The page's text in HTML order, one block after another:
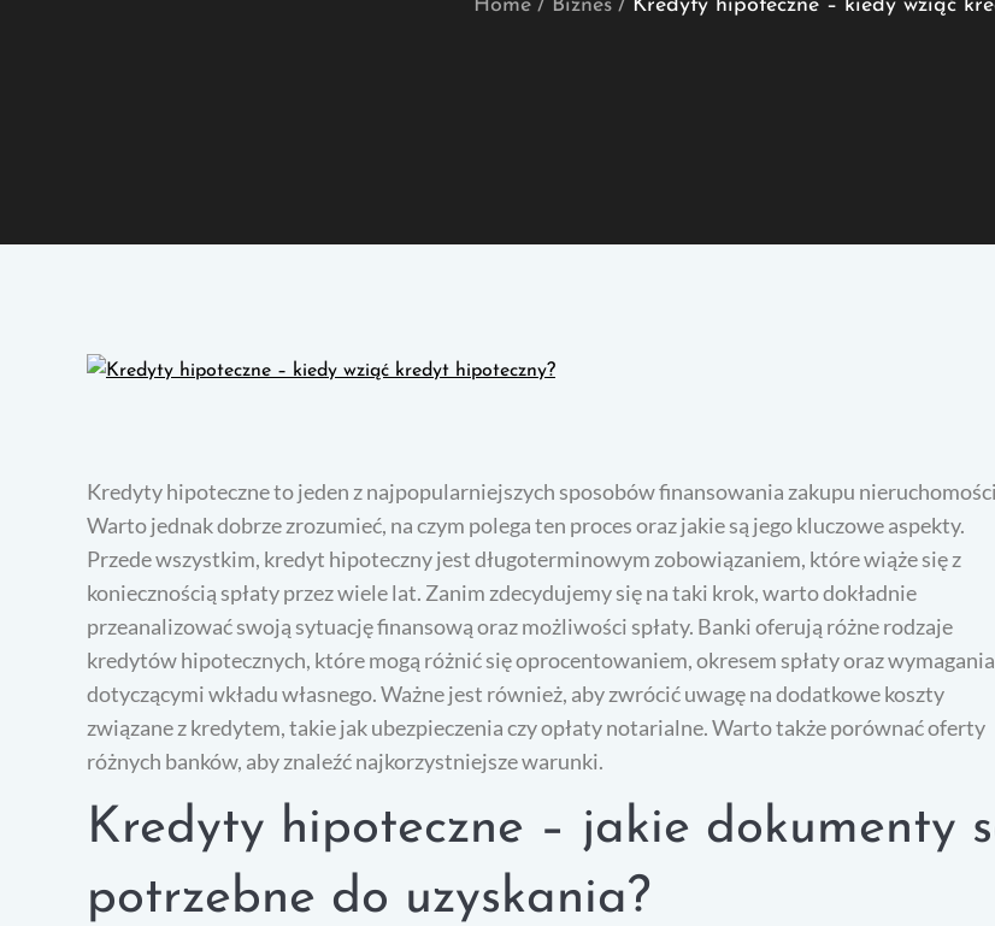
Home Biznes Kredyty hipoteczne – kiedy wziąć
Kredyty hipoteczne to jeden z najpopularniejszych sposobów finansowania zakupu
Warto jednak dobrze zrozumieć, na czym polega ten proces oraz jakie są jego kluczowe aspekty.
Przede wszystkim, kredyt hipoteczny jest długoterminowym zobowiązaniem, które wiąże się z
koniecznością spłaty przez wiele lat. Zanim zdecydujemy się na taki krok, warto dokładnie
przeanalizować swoją sytuację finansową oraz możliwości spłaty. Banki oferują różne rodzaje
kredytów hipotecznych, które mogą różnić się oprocentowaniem, okresem spłaty oraz
dotyczącymi wkładu własnego. Ważne jest również, aby zwrócić uwagę na dodatkowe koszty
związane z kredytem, takie jak ubezpieczenia czy opłaty notarialne. Warto także porównać oferty
różnych banków, aby znaleźć najkorzystniejsze warunki.
Kredyty hipoteczne – jakie dokumenty
potrzebne do uzyskania?